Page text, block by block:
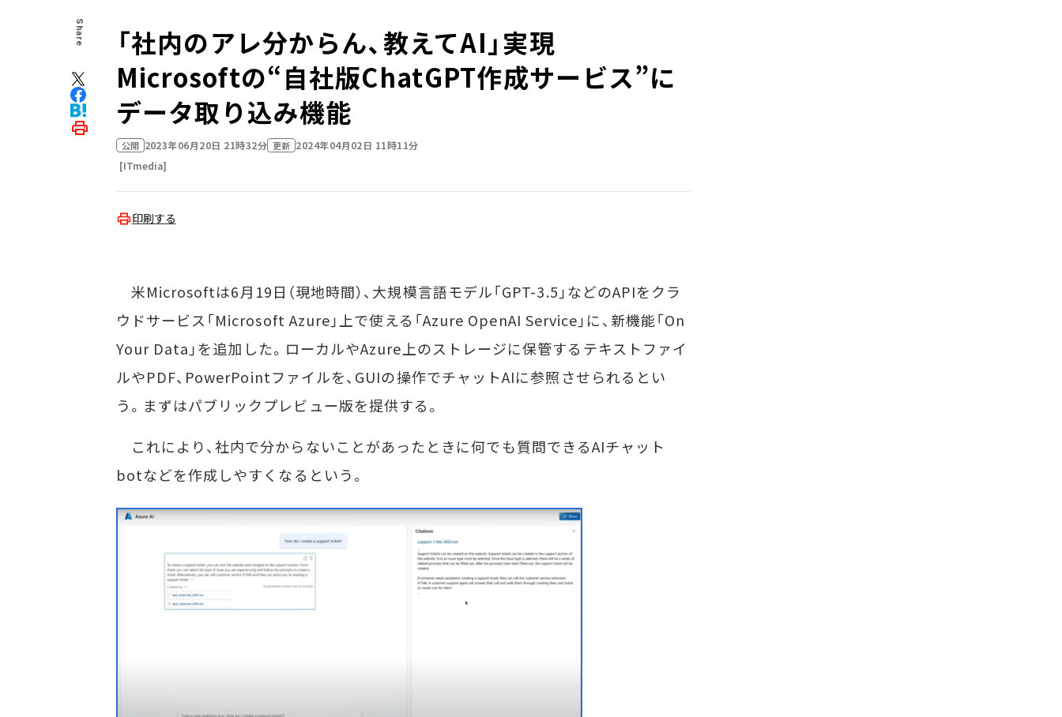
Share
「社内のアレ分からん、教えてAI」実現
Microsoftの“自社版ChatGPT作成サービス”に
データ取り込み機能
公開 2023年06月20日 21時32分 更新 2024年04月02日 11時11分
[ITmedia]
印刷する
米Microsoftは6月19日（現地時間）、大規模言語モデル「GPT-3.5」などのAPIをクラ
ウドサービス「Microsoft Azure」上で使える「Azure OpenAI Service」に、新機能「On
Your Data」を追加した。ローカルやAzure上のストレージに保管するテキストファイ
ルやPDF、PowerPointファイルを、GUIの操作でチャットAIに参照させられるとい
う。まずはパブリックプレビュー版を提供する。
これにより、社内で分からないことがあったときに何でも質問できるAIチャット
botなどを作成しやすくなるという。